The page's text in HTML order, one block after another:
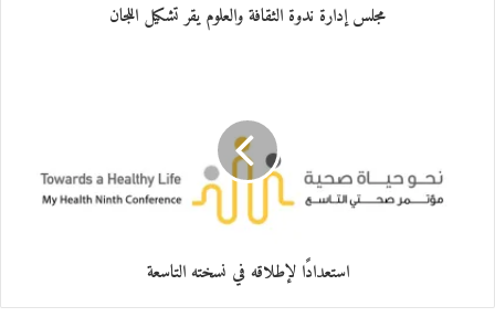
مجلس إدارة ندوة الثقافة والعلوم يقر تشكيل اللجان
استعدادًا لإطلاقه في نسخته التاسعة